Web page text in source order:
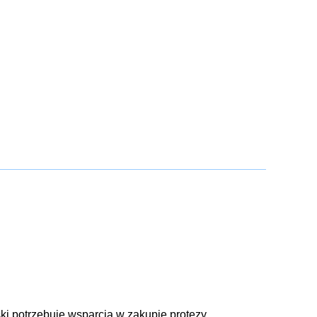
potrzebuje wsparcia w zakupie protezy